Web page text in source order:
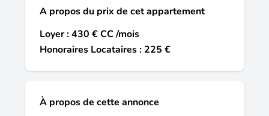
A propos du prix de cet appartement
Loyer : 430 € CC /mois
Honoraires Locataires : 225 €
À propos de cette annonce